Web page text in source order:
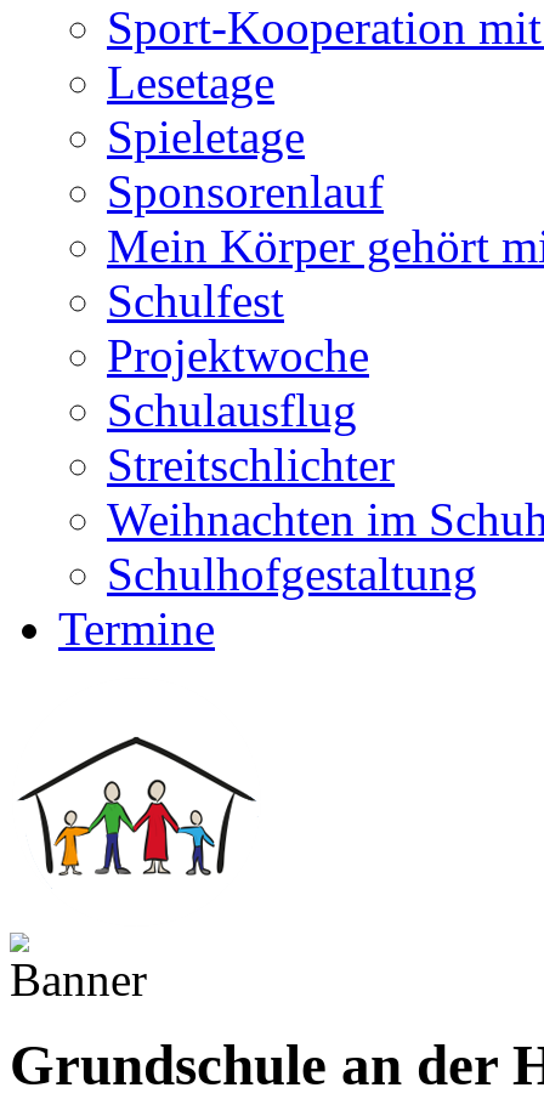
Sport-Kooperation
Lesetage
Spieletage
Sponsorenlauf
Mein Körper gehört
Schulfest
Projektwoche
Schulausflug
Streitschlichter
Weihnachten im
Schulhofgestaltung
Termine
Grundschule an der